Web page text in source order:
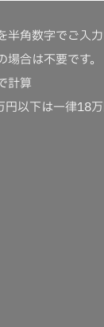
登記費用・
売買契約
固定資産
半角数字でご入
合は不要です。
計算
以下は一律18万